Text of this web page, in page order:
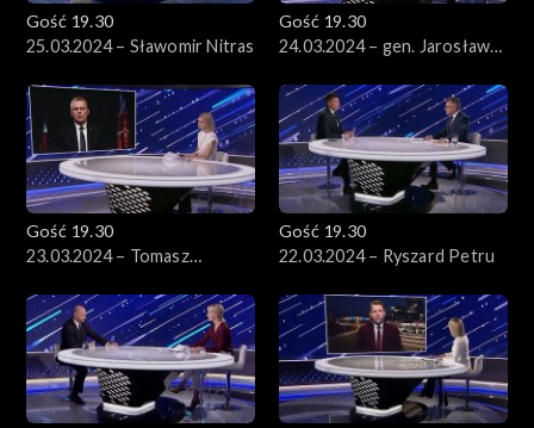
Gość 19.30
25.03.2024 – Sławomir Nitras
Gość 19.30
24.03.2024 – gen. Jarosław
Gość 19.30
23.03.2024 – Tomasz
Gość 19.30
22.03.2024 – Ryszard Petru